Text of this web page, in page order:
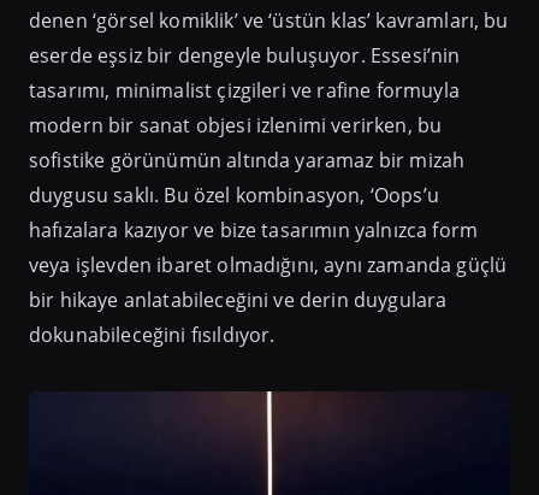
denen ‘görsel komiklik’ ve ‘üstün klas’ kavramları, bu
eserde eşsiz bir dengeyle buluşuyor. Essesi’nin
tasarımı, minimalist çizgileri ve rafine formuyla
modern bir sanat objesi izlenimi verirken, bu
sofistike görünümün altında yaramaz bir mizah
duygusu saklı. Bu özel kombinasyon, ‘Oops’u
hafızalara kazıyor ve bize tasarımın yalnızca form
veya işlevden ibaret olmadığını, aynı zamanda güçlü
bir hikaye anlatabileceğini ve derin duygulara
dokunabileceğini fısıldıyor.